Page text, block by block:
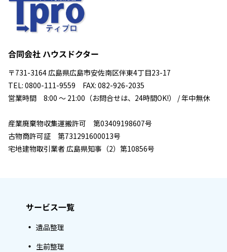
合同会社 ハウスドクター
〒731-3164 広島県広島市安佐南区伴東4丁目23-17
TEL: 0800-111-9559 FAX: 082-926-2035
営業時間 8:00 ～ 21:00（お問合せは、24時間OK!） / 年中無休
産業廃棄物収集運搬許可 第03409198607号
古物商許可証 第731291600013号
宅地建物取引業者 広島県知事（2）第10856号
サービス一覧
遺品整理
生前整理